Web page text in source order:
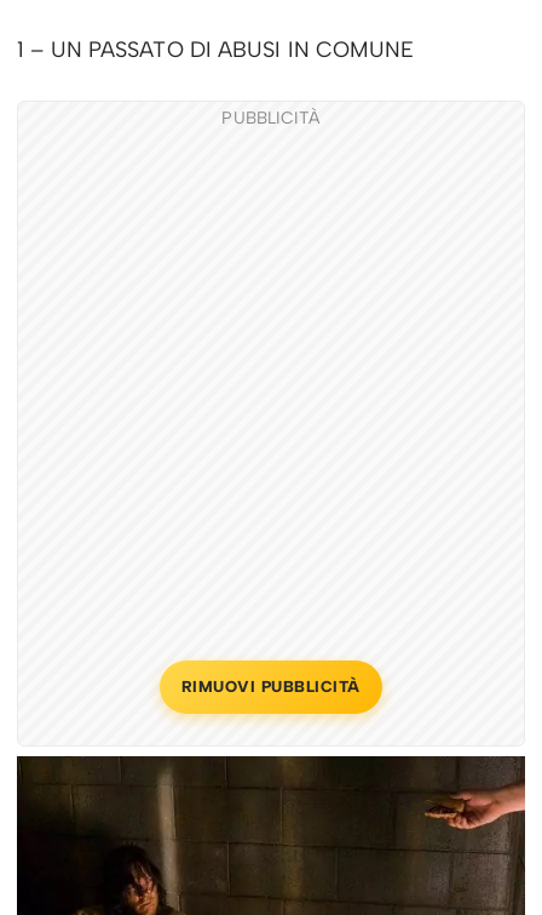
1 – UN PASSATO DI ABUSI IN COMUNE
PUBBLICITÀ
RIMUOVI PUBBLICITÀ